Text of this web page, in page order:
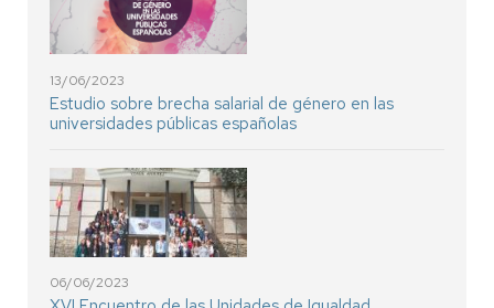
13/06/2023
Estudio sobre brecha salarial de género en las
universidades públicas españolas
06/06/2023